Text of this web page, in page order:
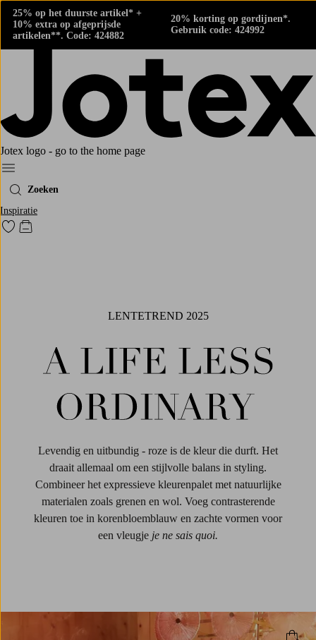
25% op het duurste artikel* +
10% extra op afgeprijsde
artikelen**. Code: 424882
20% korting op gordijnen*.
Gebruik code: 424992
Jotex logo - go to the home page
Menu
Zoeken
Inspiratie
Ga naar favoriet gemarkeerde producten
Go to checkout
LENTETREND 2025
Temp
Levendig en uitbundig - roze is de kleur die durft. Het
draait allemaal om een ​​stijlvolle balans in styling.
Combineer het expressieve kleurenpalet met natuurlijke
materialen zoals grenen en wol. Voeg contrasterende
kleuren toe in korenbloemblauw en zachte vormen voor
een vleugje je ne sais quoi.